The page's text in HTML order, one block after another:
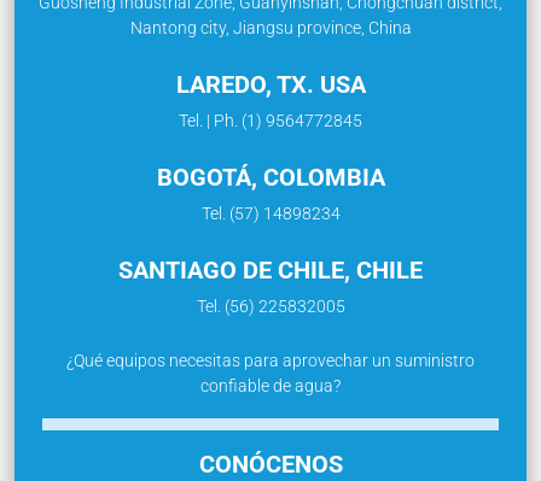
Nantong city, Jiangsu province, China
LAREDO, TX. USA
Tel. | Ph. (1) 9564772845
BOGOTÁ, COLOMBIA
Tel. (57) 14898234
SANTIAGO DE CHILE, CHILE
Tel. (56) 225832005
¿Qué equipos necesitas para aprovechar un suministro
confiable de agua?
CONÓCENOS